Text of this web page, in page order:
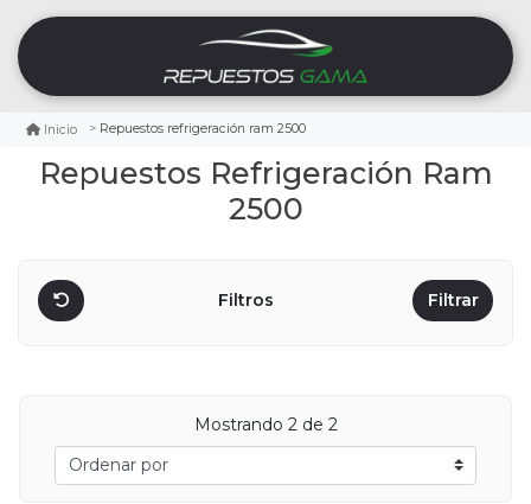
Inicio Repuestos refrigeración ram 2500
Repuestos Refrigeración Ram
2500
Filtros Filtrar
Mostrando 2 de 2